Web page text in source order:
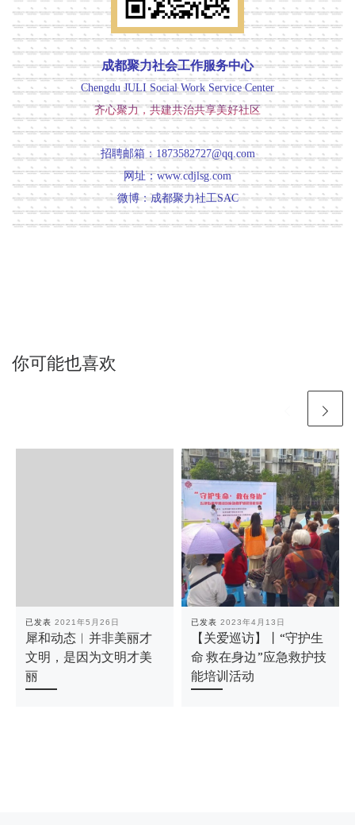
成都聚力社会工作服务中心
Chengdu JULI Social Work Service Center
齐心聚力，共建共治共享美好社区
招聘邮箱：1873582727@qq.com
网址：www.cdjlsg.com
微博：成都聚力社工SAC
你可能也喜欢
已发表 2021年5月26日
犀和动态︱并非美丽才
文明，是因为文明才美
丽
已发表 2023年4月13日
【关爱巡访】丨“守护生
命 救在身边”应急救护技
能培训活动